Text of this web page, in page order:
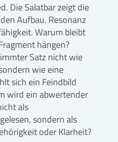
Die Salatbar zeigt die
Aufbau. Resonanz
Warum bleibt
hängen?
Satz nicht wie
wie eine
sich ein Feindbild
wird ein abwertender
als
sondern als
oder Klarheit?